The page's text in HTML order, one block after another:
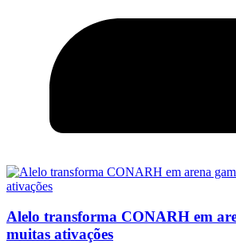
Alelo transforma CONARH em
muitas ativações